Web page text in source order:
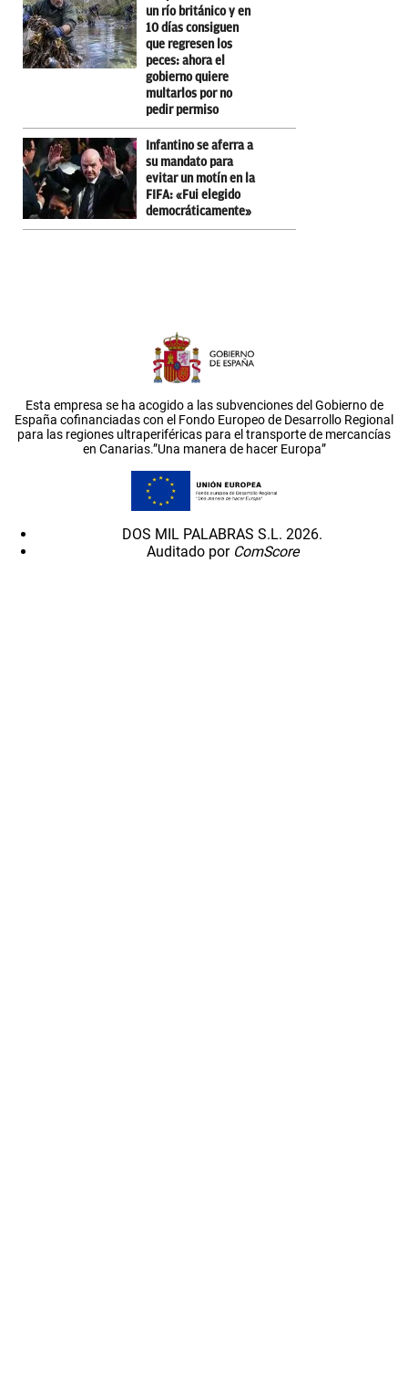
un río británico y en
10 días consiguen
que regresen los
peces: ahora el
gobierno quiere
multarlos por no
pedir permiso
Infantino se aferra a
su mandato para
evitar un motín en la
FIFA: «Fui elegido
democráticamente»
Esta empresa se ha acogido a las subvenciones del Gobierno de
España cofinanciadas con el Fondo Europeo de Desarrollo Regional
para las regiones ultraperiféricas para el transporte de mercancías
en Canarias.”Una manera de hacer Europa”
DOS MIL PALABRAS S.L. 2026.
Auditado por ComScore